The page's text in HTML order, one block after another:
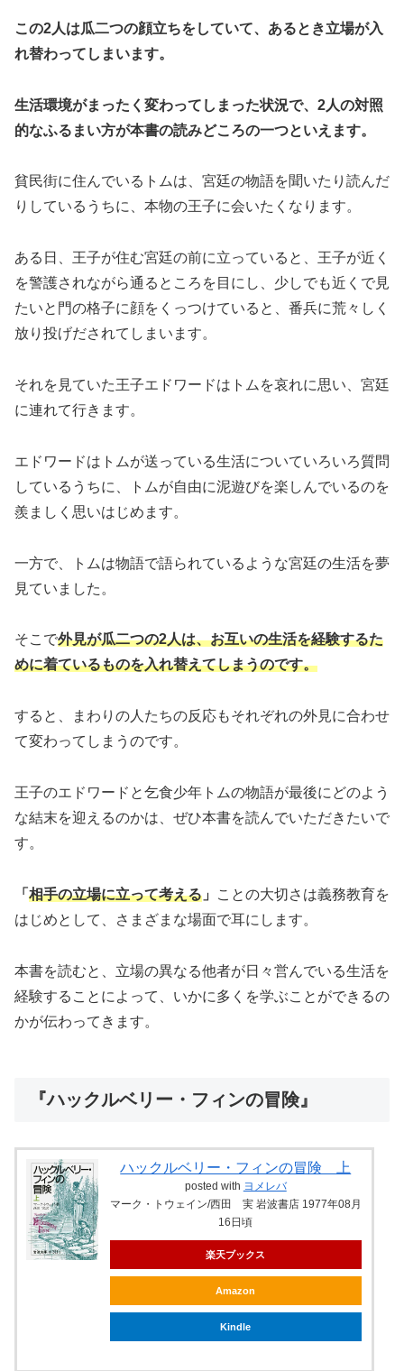
この2人は瓜二つの顔立ちをしていて、あるとき立場が入
れ替わってしまいます。
生活環境がまったく変わってしまった状況で、2人の対照
的なふるまい方が本書の読みどころの一つといえます。
貧民街に住んでいるトムは、宮廷の物語を聞いたり読んだ
りしているうちに、本物の王子に会いたくなります。
ある日、王子が住む宮廷の前に立っていると、王子が近く
を警護されながら通るところを目にし、少しでも近くで見
たいと門の格子に顔をくっつけていると、番兵に荒々しく
放り投げだされてしまいます。
それを見ていた王子エドワードはトムを哀れに思い、宮廷
に連れて行きます。
エドワードはトムが送っている生活についていろいろ質問
しているうちに、トムが自由に泥遊びを楽しんでいるのを
羨ましく思いはじめます。
一方で、トムは物語で語られているような宮廷の生活を夢
見ていました。
そこで外見が瓜二つの2人は、お互いの生活を経験するた
めに着ているものを入れ替えてしまうのです。
すると、まわりの人たちの反応もそれぞれの外見に合わせ
て変わってしまうのです。
王子のエドワードと乞食少年トムの物語が最後にどのよう
な結末を迎えるのかは、ぜひ本書を読んでいただきたいで
す。
「 相手の立場に立って考える 」
ことの大切さは義務教育を
はじめとして、さまざまな場面で耳にします。
本書を読むと、立場の異なる他者が日々営んでいる生活を
経験することによって、いかに多くを学ぶことができるの
かが伝わってきます。
『ハックルベリー・フィンの冒険』
ハックルベリー・フィンの冒険 上
posted with ヨメレバ
マーク・トウェイン/西田 実 岩波書店 1977年08月
16日頃
楽天ブックス
Amazon
Kindle